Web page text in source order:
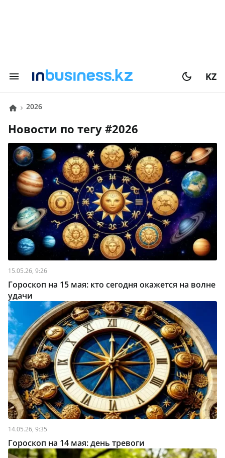
KZ
2026
Новости по тегу # 2026
15.05.26, 9:26
Гороскоп на 15 мая: кто сегодня окажется на волне
удачи
14.05.26, 9:35
Гороскоп на 14 мая: день тревоги